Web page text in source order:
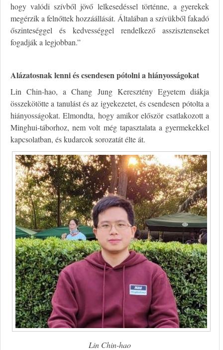
hogy valódi szívből jövő lelkesedéssel történne, a gyerekek
megérzik a felnőttek hozzáállását. Általában a szívükből fakadó
őszinteséggel és kedvességgel rendelkező asszisztenseket
fogadják a legjobban.”
Alázatosnak lenni és csendesen pótolni a hiányosságokat
Lin Chin-hao, a Chang Jung Keresztény Egyetem diákja
összekötötte a tanulást és az igyekezetet, és csendesen pótolta a
hiányosságokat. Elmondta, hogy amikor először csatlakozott a
Minghui-táborhoz, nem volt még tapasztalata a gyermekekkel
kapcsolatban, és kudarcok sorozatát élte át.
Lin Chin-hao